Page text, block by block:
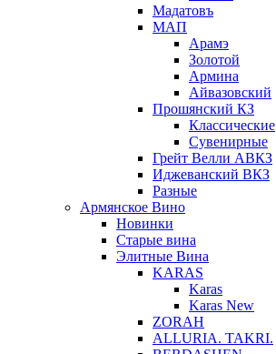
Мадатовъ
МАП
Арамэ
Золотой
Армина
Айвазовский
Прошянский КЗ
Классические
Сувенирные
Грейт Велли АВКЗ
Иджеванский ВКЗ
Разные
Армянское Вино
Новинки
Старые вина
Элитные Вина
KARAS
Karas
Karas New
ZORAH
ALLURIA. TAKRI.